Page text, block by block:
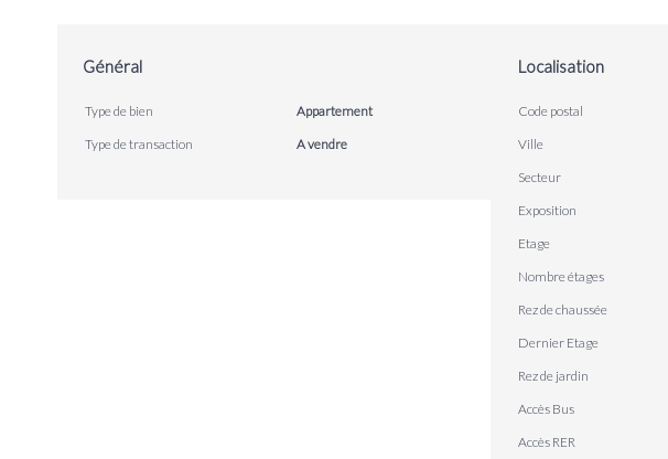
Général
Type de bien
Appartement
Type de transaction
A vendre
Localisation
Code postal
Ville
Secteur
Exposition
Etage
Nombre étages
Rez de chaussée
Dernier Etage
Rez de jardin
Accès Bus
Accès RER